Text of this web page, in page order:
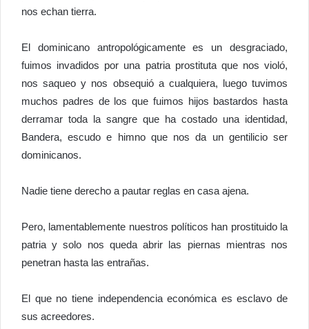
nos echan tierra.
El dominicano antropológicamente es un desgraciado,
fuimos invadidos por una patria prostituta que nos violó,
nos saqueo y nos obsequió a cualquiera, luego tuvimos
muchos padres de los que fuimos hijos bastardos hasta
derramar toda la sangre que ha costado una identidad,
Bandera, escudo e himno que nos da un gentilicio ser
dominicanos.
Nadie tiene derecho a pautar reglas en casa ajena.
Pero, lamentablemente nuestros políticos han prostituido la
patria y solo nos queda abrir las piernas mientras nos
penetran hasta las entrañas.
El que no tiene independencia económica es esclavo de
sus acreedores.